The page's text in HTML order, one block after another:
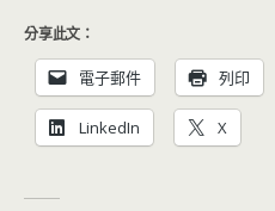
分享此文：
電子郵件 列印
LinkedIn X